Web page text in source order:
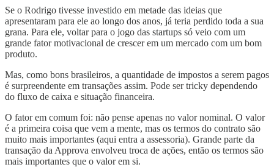
Se o Rodrigo tivesse investido em metade das ideias que
apresentaram para ele ao longo dos anos, já teria perdido toda a sua
grana. Para ele, voltar para o jogo das startups só veio com um
grande fator motivacional de crescer em um mercado com um bom
produto.
Mas, como bons brasileiros, a quantidade de impostos a serem pagos
é surpreendente em transações assim. Pode ser tricky dependendo
do fluxo de caixa e situação financeira.
O fator em comum foi: não pense apenas no valor nominal. O valor
é a primeira coisa que vem a mente, mas os termos do contrato são
muito mais importantes (aqui entra a assessoria). Grande parte da
transação da Approva envolveu troca de ações, então os termos são
mais importantes que o valor em si.